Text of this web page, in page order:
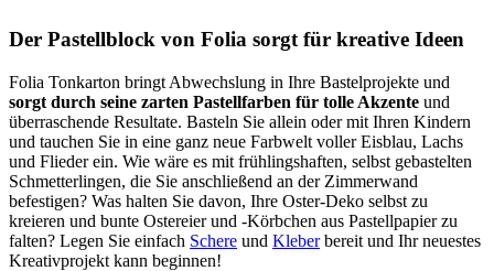
Der Pastellblock von Folia sorgt für kreative Ideen
Folia Tonkarton bringt Abwechslung in Ihre Bastelprojekte und
sorgt durch seine zarten Pastellfarben für tolle Akzente und
überraschende Resultate. Basteln Sie allein oder mit Ihren Kindern
und tauchen Sie in eine ganz neue Farbwelt voller Eisblau, Lachs
und Flieder ein. Wie wäre es mit frühlingshaften, selbst gebastelten
Schmetterlingen, die Sie anschließend an der Zimmerwand
befestigen? Was halten Sie davon, Ihre Oster-Deko selbst zu
kreieren und bunte Ostereier und -Körbchen aus Pastellpapier zu
falten? Legen Sie einfach Schere und Kleberbereit und Ihr neuestes
Kreativprojekt kann beginnen!